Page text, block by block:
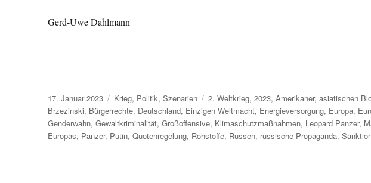
Gerd-Uwe Dahlmann
Veröffentlicht
am
17. Januar 2023 Kategorien
Krieg, Politik,Szenarien Schlagwörter
2. Weltkrieg,2023,Amerikaner,asiatischen
Brzezinski, Bürgerrechte, Deutschland, Einzigen Weltmacht, Energieversorgung, Europa,
Genderwahn,Gewaltkriminalität,Großoffensive, Klimaschutzmaßnahmen, Leopard Panzer,
Europas, Panzer, Putin,Quotenregelung, Rohstoffe, Russen, russische Propaganda,